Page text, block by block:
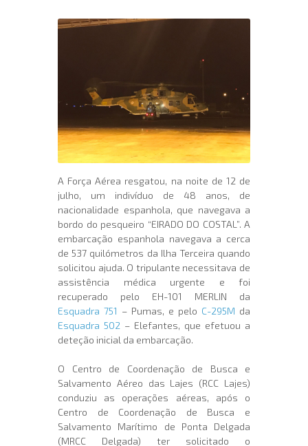
A Força Aérea resgatou, na noite de 12 de
julho, um indivíduo de 48 anos, de
nacionalidade espanhola, que navegava a
bordo do pesqueiro “EIRADO DO COSTAL”. A
embarcação espanhola navegava a cerca
de 537 quilómetros da Ilha Terceira quando
solicitou ajuda. O tripulante necessitava de
assistência médica urgente e foi
recuperado pelo EH-101 MERLIN da
Esquadra 751 – Pumas, e pelo C-295M da
Esquadra 502 – Elefantes, que efetuou a
deteção inicial da embarcação.
O Centro de Coordenação de Busca e
Salvamento Aéreo das Lajes (RCC Lajes)
conduziu as operações aéreas, após o
Centro de Coordenação de Busca e
Salvamento Marítimo de Ponta Delgada
(MRCC Delgada) ter solicitado o